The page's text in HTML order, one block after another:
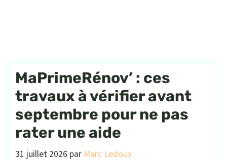
MaPrimeRénov’ : ces
travaux à vérifier avant
septembre pour ne pas
rater une aide
31 juillet 2026 par Marc Ledoux